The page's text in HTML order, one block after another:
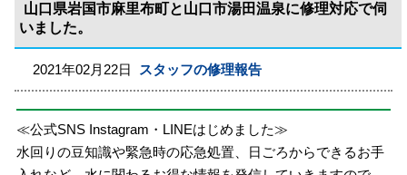
山口県岩国市麻里布町と山口市湯田温泉に修理対応で伺
いました。
2021年02月22日 スタッフの修理報告
≪公式SNS Instagram・LINEはじめました≫
水回りの豆知識や緊急時の応急処置、日ごろからできるお手